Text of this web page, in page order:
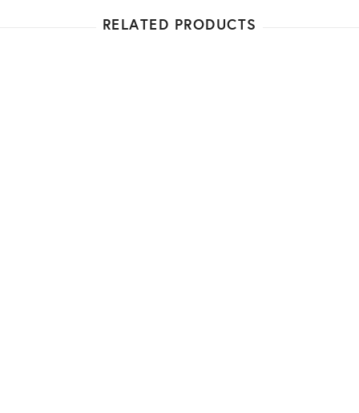
RELATED PRODUCTS